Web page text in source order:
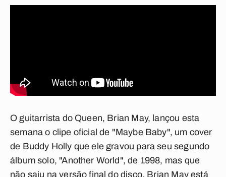
O guitarrista do Queen, Brian May, lançou esta
semana o clipe oficial de "Maybe Baby", um cover
de Buddy Holly que ele gravou para seu segundo
álbum solo, "Another World", de 1998, mas que
não saiu na versão final do disco. Brian May está